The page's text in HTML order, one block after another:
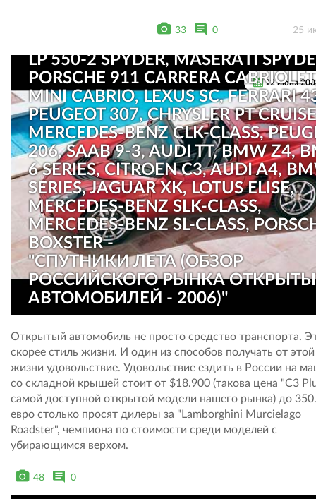
33 0 25
12 июня
VOLKSWAGEN NEW BEETLE,
LAMBORGHINI MURCIELAGO
LP 550-2 SPYDER, MASERATI
PORSCHE 911 CARRERA
MINI CABRIO, LEXUS SC, FERRARI
PEUGEOT 307, CHRYSLER PT
MERCEDES-BENZ CLK-CLASS,
206, SAAB 9-3, AUDI TT, BMW Z4,
6 SERIES, CITROEN C3, AUDI A4,
SERIES, JAGUAR XK, LOTUS ELISE,
MERCEDES-BENZ SLK-CLASS,
MERCEDES-BENZ SL-CLASS,
BOXSTER -
"СПУТНИКИ ЛЕТА (ОБЗОР
РОССИЙСКОГО РЫНКА
АВТОМОБИЛЕЙ - 2006)"
Открытый автомобиль не просто средство транспорта.
скорее стиль жизни. И один из способов получать от этой
жизни удовольствие. Удовольствие ездить в России на
со складной крышей стоит от $18.900 (такова цена "C3
самой доступной открытой модели нашего рынка) до
евро столько просят дилеры за "Lamborghini Murcielago
Roadster", чемпиона по стоимости среди моделей с
убирающимся верхом.
48 0